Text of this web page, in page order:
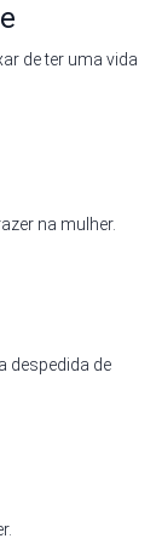
de ter uma vida
na mulher.
despedida de